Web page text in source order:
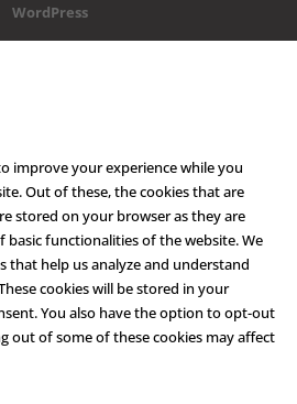
WordPress
improve your experience while you
Out of these, the cookies that are
stored on your browser as they are
functionalities of the website. We
that help us analyze and understand
cookies will be stored in your
You also have the option to opt-out
out of some of these cookies may affect